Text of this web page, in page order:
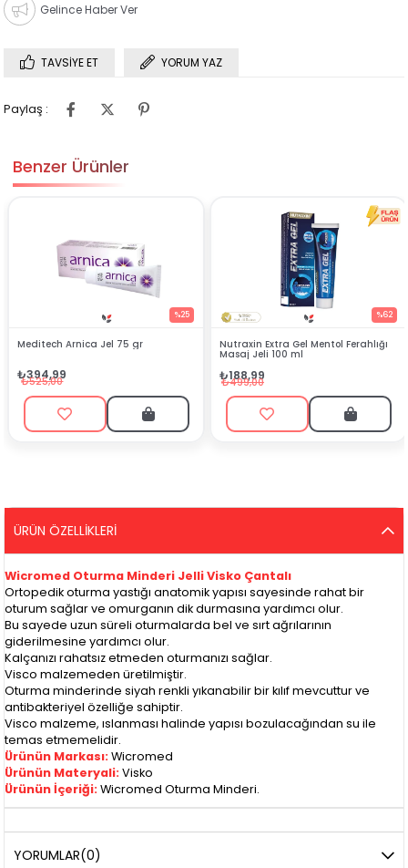
Gelince Haber Ver
TAVSIYE ET YORUM YAZ
Paylaş :
Benzer Ürünler
%25
Meditech Arnica Jel 75 gr
₺394,99
₺525,00
%62
Nutraxin Extra Gel Mentol Ferahlığı
Masaj Jeli 100 ml
₺188,99
₺499,00
ÜRÜN ÖZELLIKLERI
Wicromed Oturma Minderi Jelli Visko Çantalı
Ortopedik oturma yastığı anatomik yapısı sayesinde rahat bir
oturum sağlar ve omurganın dik durmasına yardımcı olur.
Bu sayede uzun süreli oturmalarda bel ve sırt ağrılarının
giderilmesine yardımcı olur.
Kalçanızı rahatsız etmeden oturmanızı sağlar.
Visco malzemeden üretilmiştir.
Oturma minderinde siyah renkli yıkanabilir bir kılıf mevcuttur ve
antibakteriyel özelliğe sahiptir.
Visco malzeme, ıslanması halinde yapısı bozulacağından su ile
temas etmemelidir.
Ürünün Markası: Wicromed
Ürünün Materyali:Visko
Ürünün İçeriği: Wicromed Oturma Minderi.
YORUMLAR(0)